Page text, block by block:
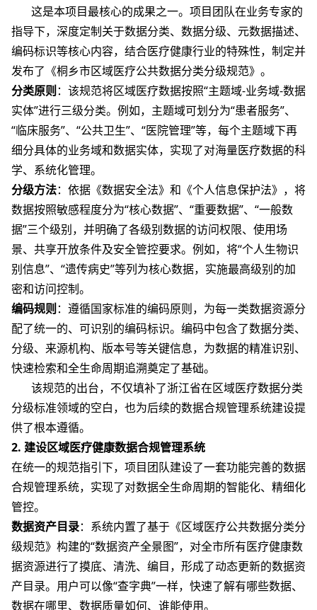
这是本项目最核心的成果之一。项目团队在业务专家的
指导下，深度定制关于数据分类、数据分级、元数据描述、
编码标识等核心内容，结合医疗健康行业的特殊性，制定并
发布了《桐乡市区域医疗公共数据分类分级规范》。
分类原则 ：该规范将区域医疗数据按照“主题域-业务域-数据
实体”进行三级分类。例如，主题域可划分为“患者服务”、
“临床服务”、“公共卫生”、“医院管理”等，每个主题域下再
细分具体的业务域和数据实体，实现了对海量医疗数据的科
学、系统化管理。
分级方法：依据《数据安全法》和《个人信息保护法》，将
数据按照敏感程度分为“核心数据”、“重要数据”、“一般数
据”三个级别，并明确了各级别数据的访问权限、使用场
景、共享开放条件及安全管控要求。例如，将“个人生物识
别信息”、“遗传病史”等列为核心数据，实施最高级别的加
密和访问控制。
编码规则 ：遵循国家标准的编码原则，为每一类数据资源分
配了统一的、可识别的编码标识。编码中包含了数据分类、
分级、来源机构、版本号等关键信息，为数据的精准识别、
快速检索和全生命周期追溯奠定了基础。
该规范的出台，不仅填补了浙江省在区域医疗数据分类
分级标准领域的空白，也为后续的数据合规管理系统建设提
供了根本遵循。
2. 建设区域医疗健康数据合规管理系统
在统一的规范指引下，项目团队建设了一套功能完善的数据
合规管理系统，实现了对数据全生命周期的智能化、精细化
管控。
数据资产目录：系统内置了基于《区域医疗公共数据分类分
级规范》构建的“数据资产全景图”，对全市所有医疗健康数
据资源进行了摸底、清洗、编目，形成了动态更新的数据资
产目录。用户可以像“查字典”一样，快速了解有哪些数据、
数据在哪里、数据质量如何、谁能使用。